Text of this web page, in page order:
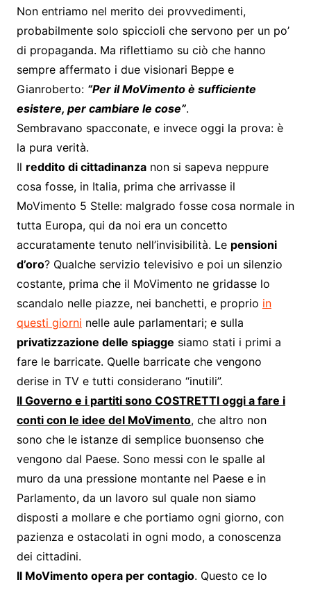
Non entriamo nel merito dei provvedimenti,
probabilmente solo spiccioli che servono per un po’
di propaganda. Ma riflettiamo su ciò che hanno
sempre affermato i due visionari Beppe e
Gianroberto: “Per il MoVimento è sufficiente
esistere, per cambiare le cose”.
Sembravano spacconate, e invece oggi la prova: è
la pura verità.
Il reddito di cittadinanzanon si sapeva neppure
cosa fosse, in Italia, prima che arrivasse il
MoVimento 5 Stelle: malgrado fosse cosa normale in
tutta Europa, qui da noi era un concetto
accuratamente tenuto nell’invisibilità. Le pensioni
d’oro? Qualche servizio televisivo e poi un silenzio
costante, prima che il MoVimento ne gridasse lo
scandalo nelle piazze, nei banchetti, e proprio in
questi giorni nelle aule parlamentari; e sulla
privatizzazione delle spiagge siamo stati i primi a
fare le barricate. Quelle barricate che vengono
derise in TV e tutti considerano “inutili”.
Il Governo e i partiti sono COSTRETTI oggi a fare i
conti con le idee del MoVimento, che altro non
sono che le istanze di semplice buonsenso che
vengono dal Paese. Sono messi con le spalle al
muro da una pressione montante nel Paese e in
Parlamento, da un lavoro sul quale non siamo
disposti a mollare e che portiamo ogni giorno, con
pazienza e ostacolati in ogni modo, a conoscenza
dei cittadini.
Il MoVimento opera per contagio. Questo ce lo